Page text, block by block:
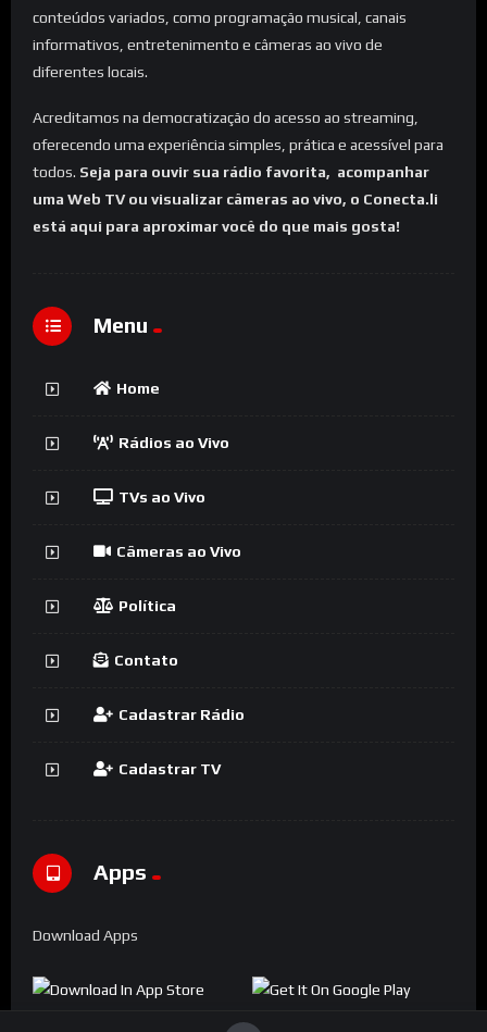
conteúdos variados, como programação musical, canais
informativos, entretenimento e câmeras ao vivo de
diferentes locais.
Acreditamos na democratização do acesso ao streaming,
oferecendo uma experiência simples, prática e acessível para
todos. Seja para ouvir sua rádio favorita, acompanhar
uma Web TV ou visualizar câmeras ao vivo, o Conecta.li
está aqui para aproximar você do que mais gosta!
Menu
Home
Rádios ao Vivo
TVs ao Vivo
Câmeras ao Vivo
Política
Contato
Cadastrar Rádio
Cadastrar TV
Apps
Download Apps